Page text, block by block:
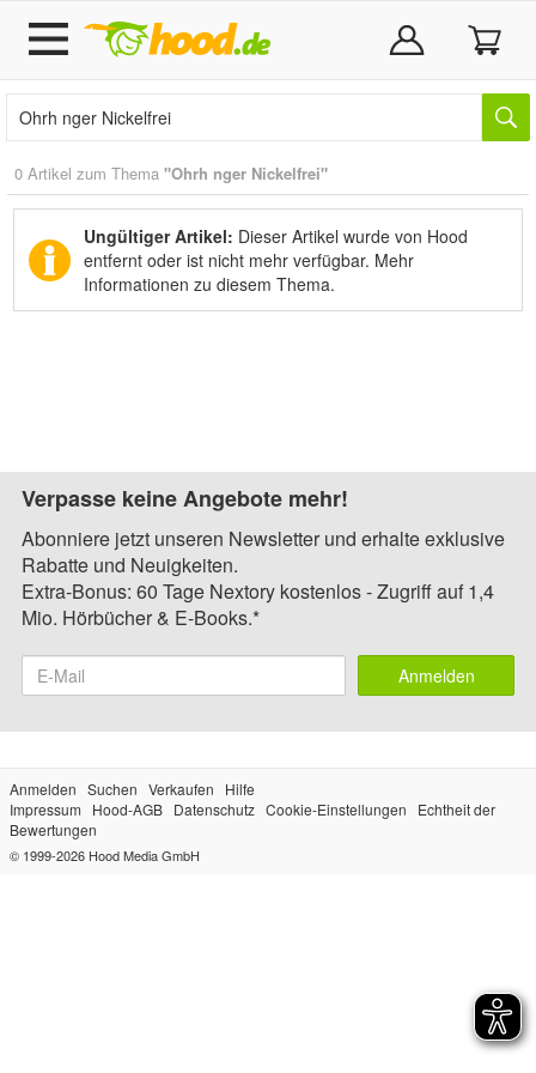
0 Artikel zum Thema "Ohrh nger Nickelfrei"
Ungültiger Artikel: Dieser Artikel wurde von Hood
entfernt oder ist nicht mehr verfügbar. Mehr
Informationen zu diesem Thema.
Verpasse keine Angebote mehr!
Abonniere jetzt unseren Newsletter und erhalte exklusive
Rabatte und Neuigkeiten.
Extra-Bonus: 60 Tage Nextory kostenlos - Zugriff auf 1,4
Mio. Hörbücher & E-Books.*
Anmelden
Anmelden Suchen Verkaufen
Hilfe
Impressum
Hood-AGB Datenschutz Cookie-Einstellungen
Echtheit der
Bewertungen
© 1999-2026 Hood Media GmbH